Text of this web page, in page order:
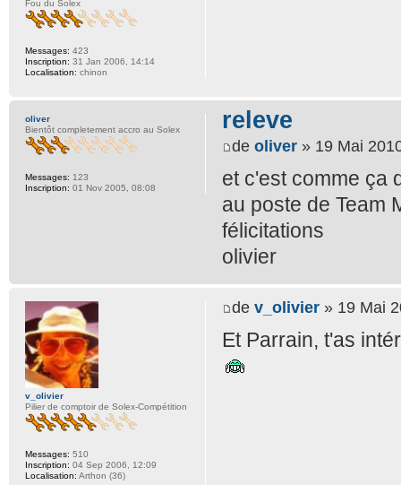
Fou du Solex
Messages: 423
Inscription: 31 Jan 2006, 14:14
Localisation: chinon
releve
de oliver » 19 Mai
et c'est comme ça
au poste de Team
félicitations
olivier
oliver
Bientôt completement accro au Solex
Messages: 123
Inscription: 01 Nov 2005, 08:08
de v_olivier » 19 Mai
Et Parrain, t'as
v_olivier
Pilier de comptoir de Solex-Compétition
Messages: 510
Inscription: 04 Sep 2006, 12:09
Localisation: Arthon (36)